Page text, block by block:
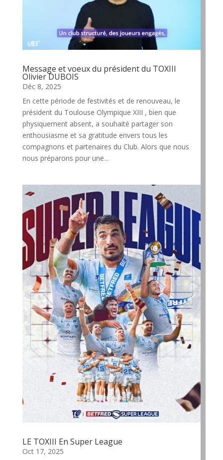
Message et voeux du président du TOXIII
Olivier DUBOIS
Déc 8, 2025
En cette période de festivités et de renouveau, le
président du Toulouse Olympique XIII , bien que
physiquement absent, a souhaité partager son
enthousiasme et sa gratitude envers tous les
compagnons et partenaires du Club. Alors que nous
nous préparons pour une...
LE TOXIII En Super League
Oct 17, 2025